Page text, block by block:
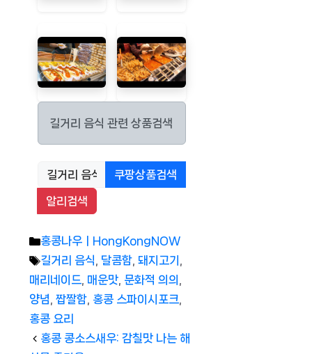
길거리 음식 관련 상품검색
쿠팡상품검색
알리검색
Categories
홍콩나우ㅣHongKongNOW
Tags
길거리 음식 달콤함 돼지고기
매리네이드 매운맛 문화적 의의
양념 짭짤함 홍콩 스파이시포크
홍콩 요리
홍콩 콩소스새우: 감칠맛 나는 해